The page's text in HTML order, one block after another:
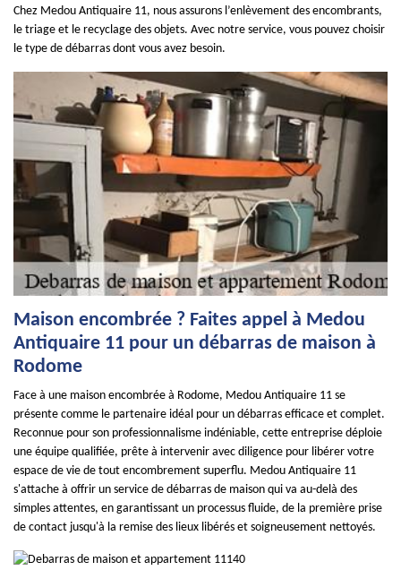
Chez Medou Antiquaire 11, nous assurons l’enlèvement des encombrants,
le triage et le recyclage des objets. Avec notre service, vous pouvez choisir
le type de débarras dont vous avez besoin.
Maison encombrée ? Faites appel à Medou
Antiquaire 11 pour un débarras de maison à
Rodome
Face à une maison encombrée à Rodome, Medou Antiquaire 11 se
présente comme le partenaire idéal pour un débarras efficace et complet.
Reconnue pour son professionnalisme indéniable, cette entreprise déploie
une équipe qualifiée, prête à intervenir avec diligence pour libérer votre
espace de vie de tout encombrement superflu. Medou Antiquaire 11
s'attache à offrir un service de débarras de maison qui va au-delà des
simples attentes, en garantissant un processus fluide, de la première prise
de contact jusqu'à la remise des lieux libérés et soigneusement nettoyés.